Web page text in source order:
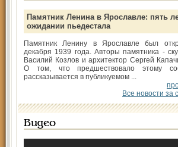
Памятник Ленина в Ярославле: пять
ожидании пьедестала
Памятник Ленину в Ярославле был
декабря 1939 года. Авторы памятника -
Василий Козлов и архитектор Сергей
О том, что предшествовало этому
рассказывается в публикуемом ...
Все новости за
Видео